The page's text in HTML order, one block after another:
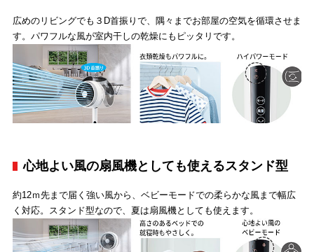
広めのリビングでも３D首振りで、隅々までお部屋の空気を循環させま
す。パワフルな風が室内干しの乾燥にもピッタリです。
心地よい風の扇風機としても使えるスタンド型
約12ｍ先まで届く強い風から、ベビーモードでの柔らかな風まで幅広
く対応。スタンド型なので、夏は扇風機としても使えます。